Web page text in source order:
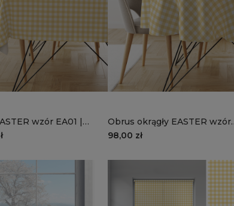
wzór EA01 |
kratka
Obrus okrągły EASTER wzór
EA01 | słoneczna kratka
98,00 zł